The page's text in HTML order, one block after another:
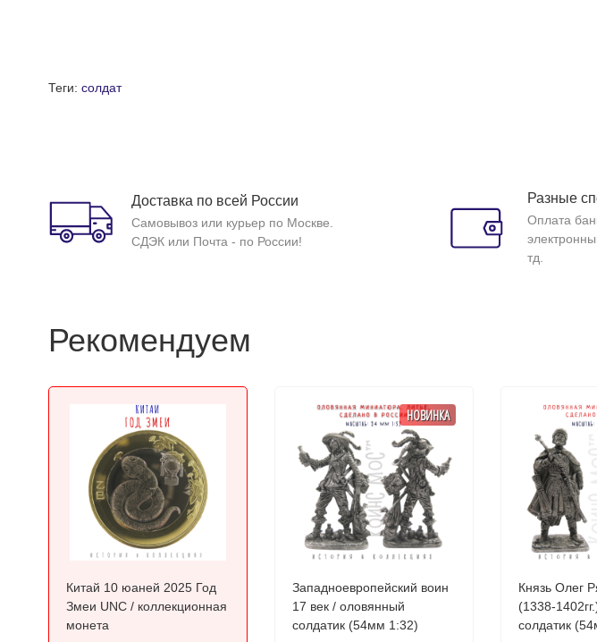
Теги: солдат
Доставка по всей России
Самовывоз или курьер по Москве.
СДЭК или Почта - по России!
Разные
Оплата
тд.
Рекомендуем
Китай 10 юаней 2025 Год
Змеи UNC / коллекционная
монета
НОВИНКА
Западноевропейский воин
17 век / оловянный
солдатик (54мм 1:32)
Князь Олег
(1338-
солдатик